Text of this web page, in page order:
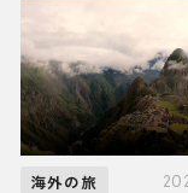
海外の旅